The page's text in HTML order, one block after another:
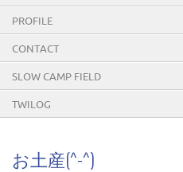
PROFILE
CONTACT
SLOW CAMP FIELD
TWILOG
お土産(^-^)